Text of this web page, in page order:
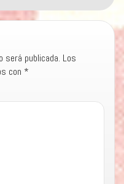
será publicada. Los
con *